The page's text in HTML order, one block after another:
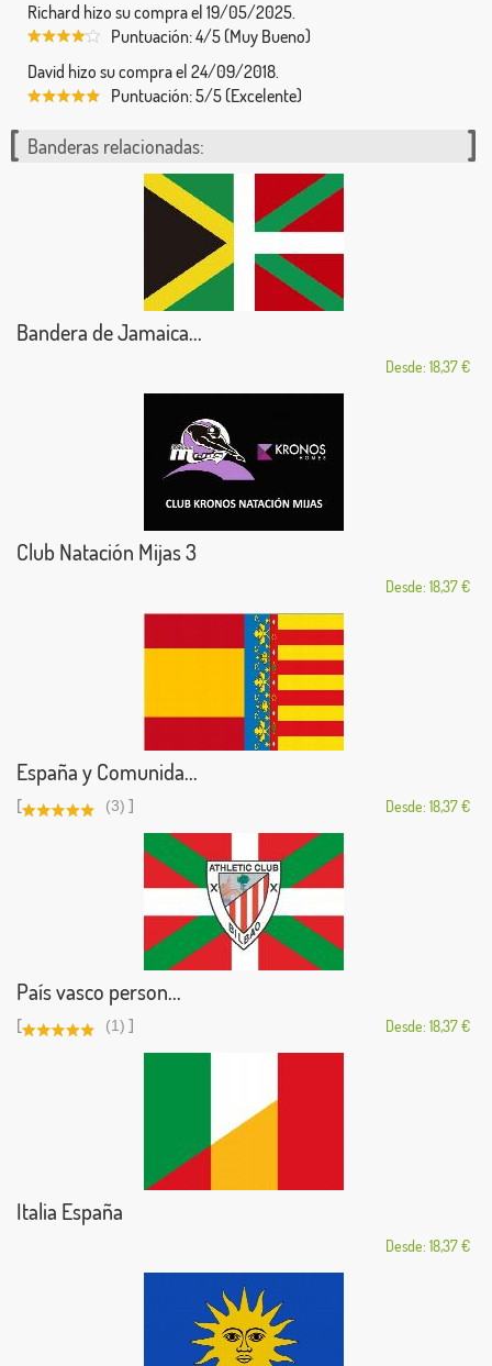
Richard hizo su compra el 19/05/2025.
Puntuación: 4/5 (Muy Bueno)
David hizo su compra el 24/09/2018.
Puntuación: 5/5 (Excelente)
Banderas relacionadas:
Bandera de Jamaica...
Desde: 18,37 €
Club Natación Mijas 3
Desde: 18,37 €
España y Comunida...
[ (3) ] Desde: 18,37 €
País vasco person...
[ (1) ] Desde: 18,37 €
Italia España
Desde: 18,37 €